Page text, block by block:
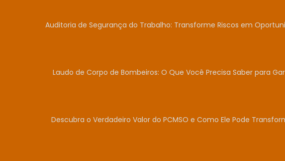
Auditoria de Segurança do Trabalho: Transforme Riscos em
Laudo de Corpo de Bombeiros: O Que Você Precisa Saber para
Descubra o Verdadeiro Valor do PCMSO e Como Ele Pode